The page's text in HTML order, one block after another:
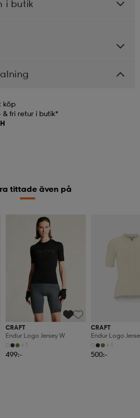
i butik
köp
& fri retur i butik*
tittade även på
CRAFT
Endur Logo Jersey W
+1
499:-
CRAFT
Endur Logo
+1
500:-